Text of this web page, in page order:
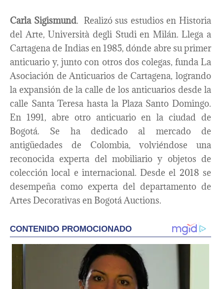
Carla Sigismund. Realizó sus estudios en Historia
del Arte, Università degli Studi en Milán. Llega a
Cartagena de Indias en 1985, dónde abre su primer
anticuario y, junto con otros dos colegas, funda La
Asociación de Anticuarios de Cartagena, logrando
la expansión de la calle de los anticuarios desde la
calle Santa Teresa hasta la Plaza Santo Domingo.
En 1991, abre otro anticuario en la ciudad de
Bogotá. Se ha dedicado al mercado de
antigüedades de Colombia, volviéndose una
reconocida experta del mobiliario y objetos de
colección local e internacional. Desde el 2018 se
desempeña como experta del departamento de
Artes Decorativas en Bogotá Auctions.